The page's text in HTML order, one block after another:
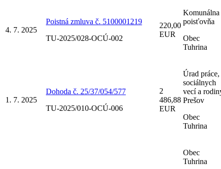
4. 7. 2025
Poistná zmluva č. 5100001219
TU-2025/028-OCÚ-002
220,00
EUR
Komunálna
poisťovňa
Obec
Tuhrina
1. 7. 2025
Dohoda č. 25/37/054/577
TU-2025/010-OCÚ-006
2
486,88
EUR
Úrad práce,
sociálnych
vecí a
Prešov
Obec
Tuhrina
Obec
Tuhrina